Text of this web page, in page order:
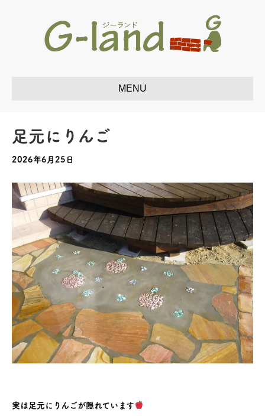
足元にりんご
2026年6月25日
実は足元にりんごが隠れています